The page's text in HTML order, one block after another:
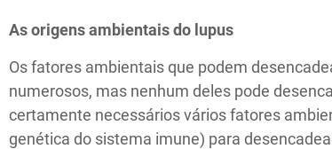
As origens ambientais do lupus
Os fatores ambientais que podem
numerosos, mas nenhum deles pode
certamente necessários vários fatores
genética do sistema imune) para